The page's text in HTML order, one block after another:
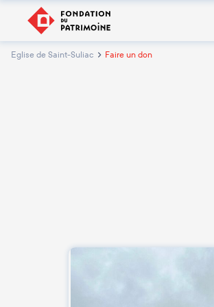
Eglise de Saint-Suliac Faire un don